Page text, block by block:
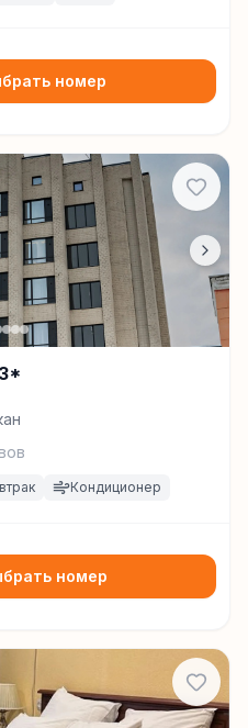
номер
Кондиционер
номер